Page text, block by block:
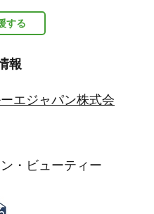
する
報
エジャパン株式会
・ビューティー